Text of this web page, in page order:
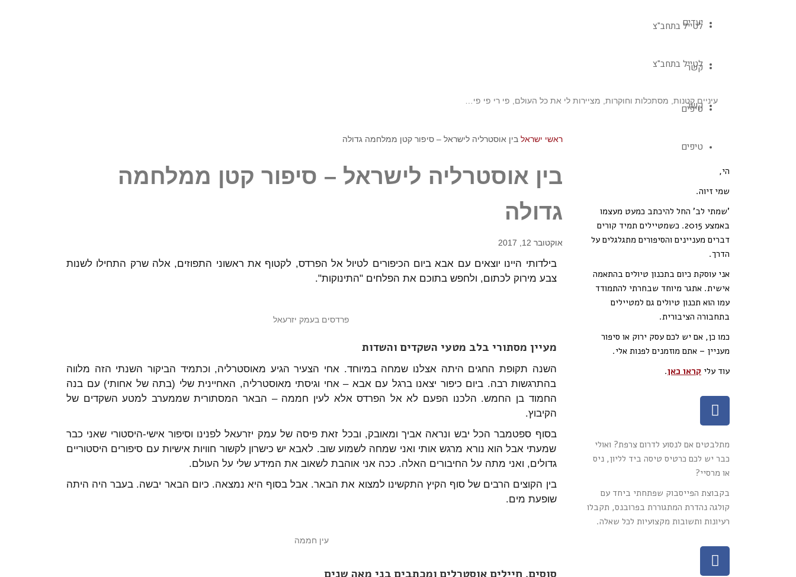
לטייל בתחב"צ
קשר
טיפים
יעדים
לטייל בתחב"צ
קשר
טיפים
עיניים קטנות, מסתכלות וחוקרות, מציירות לי את כל העולם, פי רי פי פי…
ראשי ישראל בין אוסטרליה לישראל – סיפור קטן ממלחמה גדולה
בין אוסטרליה לישראל – סיפור קטן ממלחמה
גדולה
אוקטובר 12, 2017
בילדותי היינו יוצאים עם אבא ביום הכיפורים לטיול אל הפרדס, לקטוף את ראשוני התפוזים, אלה שרק התחילו לשנות
צבע מירוק לכתום, ולחפש בתוכם את הפלחים "התינוקות".
פרדסים בעמק יזרעאל
מעיין מסתורי בלב מטעי השקדים והשדות
השנה תקופת החגים היתה אצלנו שמחה במיוחד. אחי הצעיר הגיע מאוסטרליה, וכתמיד הביקור השנתי הזה מלווה
בהתרגשות רבה. ביום כיפור יצאנו ברגל עם אבא – אחי וגיסתי מאוסטרליה, האחיינית שלי (בתה של אחותי) עם בנה
החמוד בן החמש. הלכנו הפעם לא אל הפרדס אלא לעין חממה – הבאר המסתורית שממערב למטע השקדים של
הקיבוץ.
בסוף ספטמבר הכל יבש ונראה אביך ומאובק, ובכל זאת פיסה של עמק יזרעאל לפנינו וסיפור אישי-היסטורי שאני כבר
שמעתי אבל הוא נורא מרגש אותי ואני שמחה לשמוע שוב. לאבא יש כישרון לקשור חוויות אישיות עם סיפורים היסטוריים
גדולים, ואני מתה על החיבורים האלה. ככה אני אוהבת לשאוב את המידע שלי על העולם.
בין הקוצים הרבים של סוף הקיץ התקשינו למצוא את הבאר. אבל בסוף היא נמצאה. כיום הבאר יבשה. בעבר היה היתה
שופעת מים.
עין חממה
סוסים, חיילים אוסטרלים ומכתבים בני מאה שנים
הי,
שמי זיוה.
'שמתי לב' החל להיכתב כמעט מעצמו
באמצע 2015. כשמטיילים תמיד קורים
דברים מעניינים והסיפורים מתגלגלים על
הדרך.
אני עוסקת כיום בתכנון טיולים בהתאמה
אישית. אתגר מיוחד שבחרתי להתמודד
עמו הוא תכנון טיולים גם למטיילים
בתחבורה הציבורית.
כמו כן, אם יש לכם עסק ירוק או סיפור
מעניין – אתם מוזמנים לפנות אלי.
עוד עלי קראו כאן.
מתלבטים אם לנסוע לדרום צרפת? ואולי
כבר יש לכם כרטיס טיסה ביד לליון, ניס
או מרסיי?
בקבוצת הפייסבוק שפתחתי ביחד עם
קולגה נהדרת המתגוררת בפרובנס, תקבלו
רעיונות ותשובות מקצועיות לכל שאלה.